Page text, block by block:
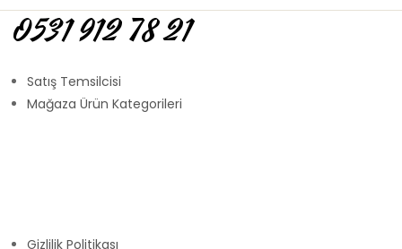
0531 912 78 21
Satış Temsilcisi
Mağaza Ürün Kategorileri
Gizlilik Politikası